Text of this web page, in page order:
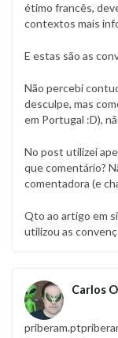
étimo francês,
contextos mais
E estas são as
Não percebi
desculpe, mas
em Portugal :D),
No post utilizei
que comentário?
comentadora (e
Qto ao artigo em
utilizou as
Carlos